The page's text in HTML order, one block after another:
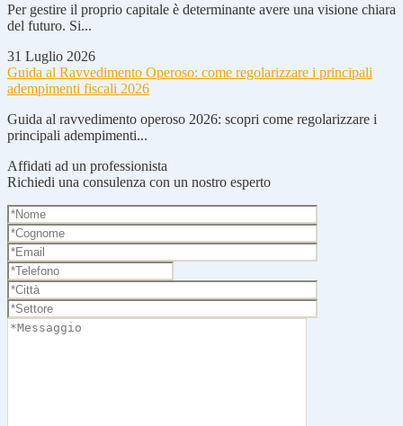
Per gestire il proprio capitale è determinante avere una visione chiara
del futuro. Si...
31 Luglio 2026
Guida al Ravvedimento Operoso: come regolarizzare i principali
adempimenti fiscali 2026
Guida al ravvedimento operoso 2026: scopri come regolarizzare i
principali adempimenti...
Affidati ad un professionista
Richiedi una consulenza con un nostro esperto